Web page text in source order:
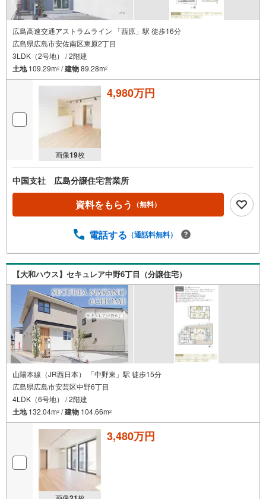
広島高速交通アストラムライン 「西原」駅 徒歩16分
広島県広島市安佐南区東原2丁目
3LDK（2号地） / 2階建
土地109.29m2 /建物89.28m2
画像19枚
4,980万円
中国支社 広島分譲住宅営業所
資料をもらう （無料）
電話する （通話料無料）
【大和ハウス】セキュレア中野6丁目（分譲住宅）
山陽本線（JR西日本） 「中野東」駅 徒歩15分
広島県広島市安芸区中野6丁目
4LDK（6号地） / 2階建
土地132.04m2 /建物 104.66m2
3,480万円